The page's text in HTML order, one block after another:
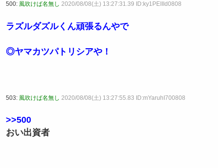
500: 風吹けば名無し 2020/08/08(土) 13:27:31.39 ID:ky1PEIIId0808
ラズルダズルくん頑張るんやで
◎ヤマカツパトリシアや！
503: 風吹けば名無し 2020/08/08(土) 13:27:55.83 ID:mYaruhI700808
>>500
おい出資者